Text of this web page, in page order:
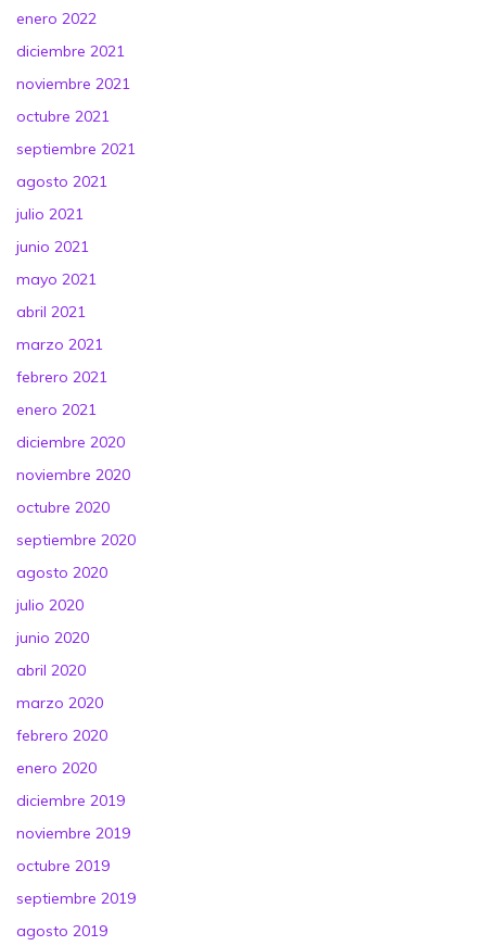
enero 2022
diciembre 2021
noviembre 2021
octubre 2021
septiembre 2021
agosto 2021
julio 2021
junio 2021
mayo 2021
abril 2021
marzo 2021
febrero 2021
enero 2021
diciembre 2020
noviembre 2020
octubre 2020
septiembre 2020
agosto 2020
julio 2020
junio 2020
abril 2020
marzo 2020
febrero 2020
enero 2020
diciembre 2019
noviembre 2019
octubre 2019
septiembre 2019
agosto 2019